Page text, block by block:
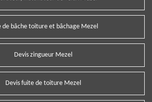
de bâche toiture et bâchage Mezel
Devis zingueur Mezel
Devis fuite de toiture Mezel